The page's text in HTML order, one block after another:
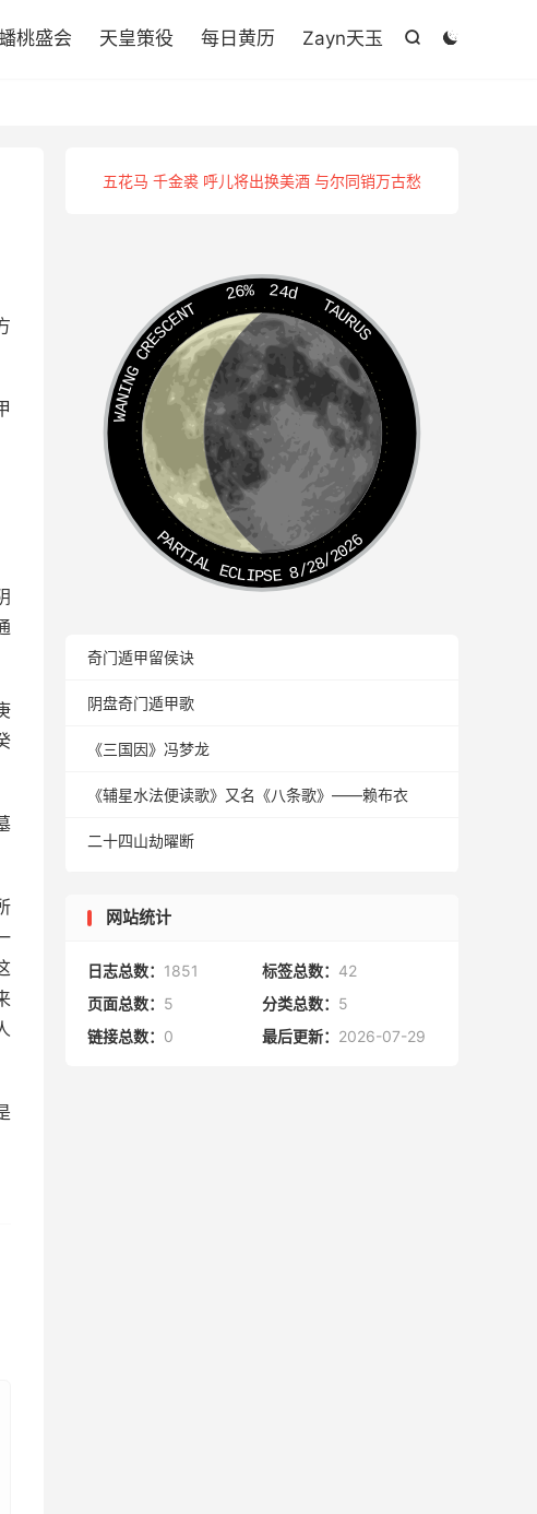


桃盛会 天皇策役 每日黄历 Zayn天玉
五花马 千金裘 呼儿将出换美酒 与尔同销万古愁
26% 24d
TAURUS
WANING CRESCENT
PARTIAL ECLIPSE 8/28/2026
奇门遁甲留侯诀
阴盘奇门遁甲歌
《三国因》冯梦龙
《辅星水法便读歌》又名《八条歌》——赖布衣
二十四山劫曜断
网站统计
日志总数： 1851 标签总数： 42
页面总数： 5 分类总数： 5
链接总数： 0 最后更新： 2026-07-29